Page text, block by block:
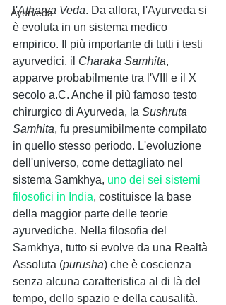
Ayurveda
l'Atharva Veda. Da allora, l'Ayurveda si
è evoluta in un sistema medico
empirico. Il più importante di tutti i testi
ayurvedici, il Charaka Samhita,
apparve probabilmente tra l'VIII e il X
secolo a.C. Anche il più famoso testo
chirurgico di Ayurveda, la Sushruta
Samhita, fu presumibilmente compilato
in quello stesso periodo. L'evoluzione
dell'universo, come dettagliato nel
sistema Samkhya, uno dei sei sistemi
filosofici in India, costituisce la base
della maggior parte delle teorie
ayurvediche. Nella filosofia del
Samkhya, tutto si evolve da una Realtà
Assoluta (purusha) che è coscienza
senza alcuna caratteristica al di là del
tempo, dello spazio e della causalità.